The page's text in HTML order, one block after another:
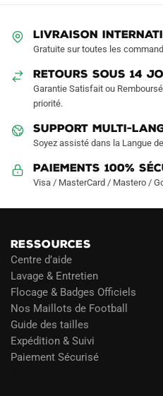
LIVRAISON
Gratuite sur toutes les
RETOURS SOUS 14
Garantie Satisfait ou
priorité.
SUPPORT MULTI-
Soyez assisté dans la Langue
Paiements 100%
Visa / MasterCard / Mastero /
RESSOURCES
Centre d’aide
Lavage & Entretien
Flocage & Badges Officiels
Nos Maillots de Football
Guide des tailles
Expédition & Suivi
Paiement Sécurisé